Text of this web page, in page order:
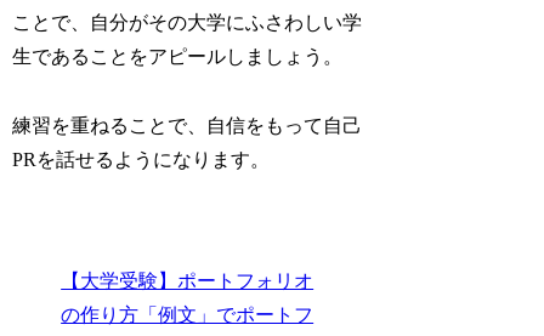
ことで、自分がその大学にふさわしい学
生であることをアピールしましょう。
練習を重ねることで、自信をもって自己
PRを話せるようになります。
【大学受験】ポートフォリオ
の作り方「例文」でポートフ